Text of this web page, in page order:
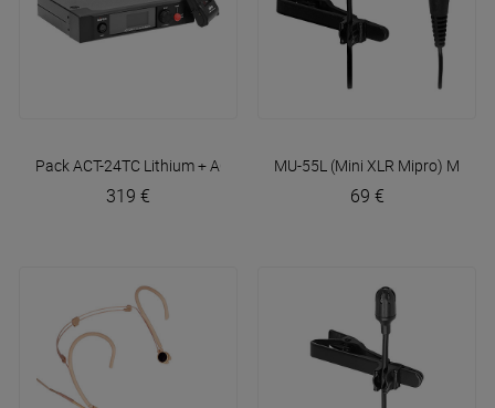
Pack ACT-24TC Lithium + ACT-2401Mipro
319 €
MU-55L (Mini XLR Mipro) Mipro
69 €